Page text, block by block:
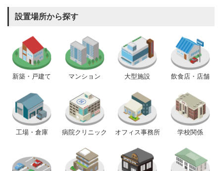
設置場所から探す
新築・戸建て マンション 大型施設 飲食店・店舗
工場・倉庫 病院クリニック オフィス事務所 学校関係